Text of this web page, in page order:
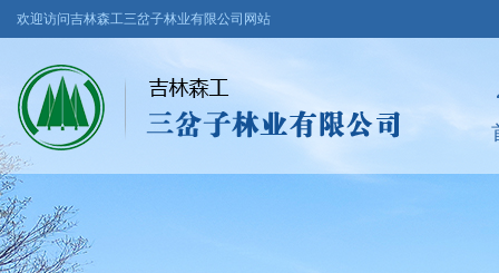
欢迎访问吉林森工三岔子林业有限公司网站